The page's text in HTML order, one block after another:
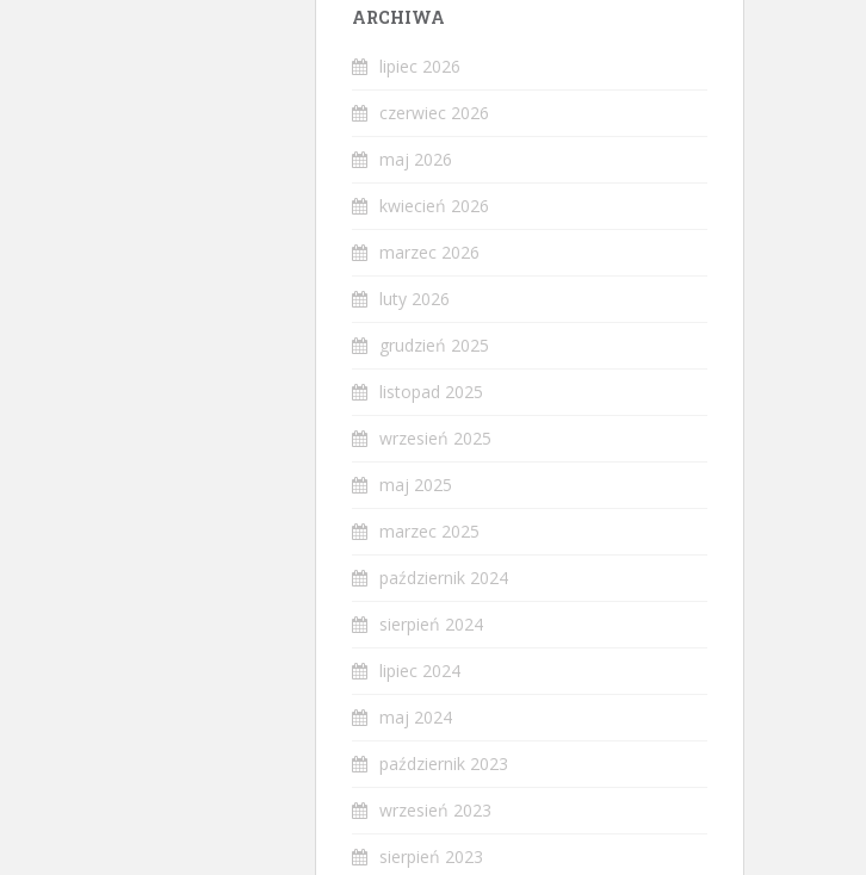
ARCHIWA
lipiec 2026
czerwiec 2026
maj 2026
kwiecień 2026
marzec 2026
luty 2026
grudzień 2025
listopad 2025
wrzesień 2025
maj 2025
marzec 2025
październik 2024
sierpień 2024
lipiec 2024
maj 2024
październik 2023
wrzesień 2023
sierpień 2023